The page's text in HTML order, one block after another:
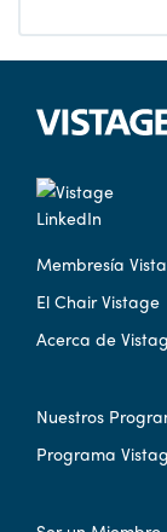
Membresía
El Chair Vistage
Acerca de
Nuestros
Programa